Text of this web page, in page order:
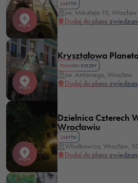
ZABYTKI
św. Mikołaja 10, Wrocław
Dodaj do planu
Kryształowa Planeta
POMNIKI I RZEŹBY
św. Antoniego, Wrocław
Dodaj do planu
Dzielnica Czterech
Wrocławiu
ZABYTKI
Włodkowica, Wrocław,
Dodaj do planu